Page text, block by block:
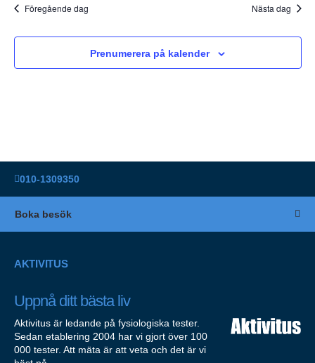
Föregående dag Nästa dag
Prenumerera på kalender
010-1309350
Boka besök
AKTIVITUS
Uppnå ditt bästa liv
Aktivitus är ledande på fysiologiska tester.
Sedan etablering 2004 har vi gjort över 100
000 tester. Att mäta är att veta och det är vi